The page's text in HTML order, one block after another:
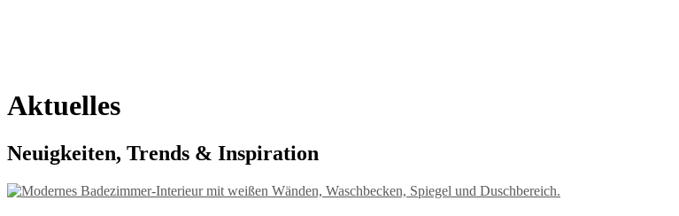
Aktuelles
Neuigkeiten, Trends & Inspiration